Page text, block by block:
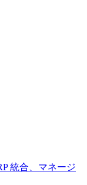
統合、マネージ